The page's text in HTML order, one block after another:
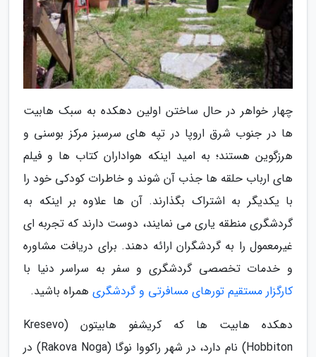
چهار خواهر در حال ساختن اولین دهکده به سبک هابیت
ها در جنوب شرق اروپا در تپه های سرسبز مرکز بوسنی و
هرزگوین هستند؛ به امید اینکه هواداران کتاب ها و فیلم
های ارباب حلقه ها جذب آن شوند و خاطرات کودکی خود را
با یکدیگر به اشتراک بگذارند. آن ها علاوه بر اینکه به
گردشگری منطقه یاری می نمایند، دوست دارند که تجربه ای
غیرمعمول را به گردشگران ارائه دهند. برای دریافت مشاوره
و خدمات تخصصی گردشگری و سفر به سراسر دنیا با
کارگزار مستقیم تورهای مسافرتی و گردشگری همراه باشید.
دهکده هابیت ها که کریشفو هابیتون (Kresevo
Hobbiton) نام دارد، در شهر راکووا نوگا (Rakova Noga) در